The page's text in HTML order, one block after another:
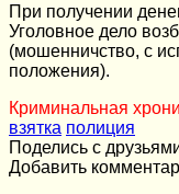
При получении
Уголовное дело
(мошенничство, с
положения).
Криминальная
взятка полиция
Поделись с
Добавить